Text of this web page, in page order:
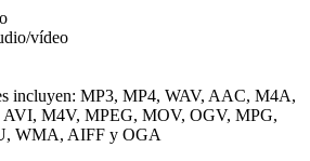
vídeo
incluyen: MP3, MP4, WAV, AAC, M4A,
M4V, MPEG, MOV, OGV, MPG,
WMA, AIFF y OGA